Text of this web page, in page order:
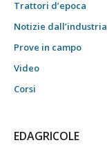
Trattori d’epoca
Notizie dall’industria
Prove in campo
Video
Corsi
EDAGRICOLE